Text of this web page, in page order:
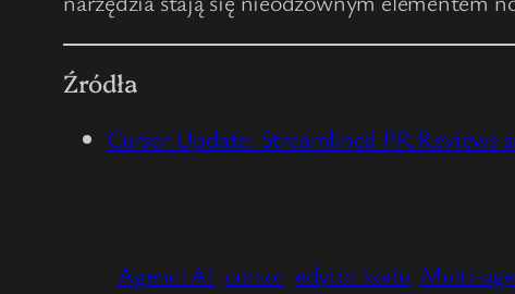
Źródła
Cursor Update: Streamlined PR Reviews
Agenci AI cursor edytor kodu Multi-